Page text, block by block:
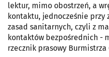
lektur, mimo obostrzeń, a
kontaktu, jednocześnie przy
zasad sanitarnych, czyli z
kontaktów bezpośrednich -
rzecznik prasowy Burmistrza